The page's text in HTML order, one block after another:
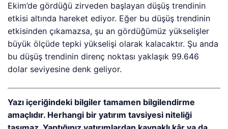
Ekim’de gördüğü zirveden başlayan düşüş trendinin
etkisi altında hareket ediyor. Eğer bu düşüş trendinin
etkisinden çıkamazsa, şu an gördüğümüz yükselişler
büyük ölçüde tepki yükselişi olarak kalacaktır. Şu anda
bu düşüş trendinin direnç noktası yaklaşık 99.646
dolar seviyesine denk geliyor.
Yazı içeriğindeki bilgiler tamamen bilgilendirme
amaçlıdır. Herhangi bir yatırım tavsiyesi niteliği